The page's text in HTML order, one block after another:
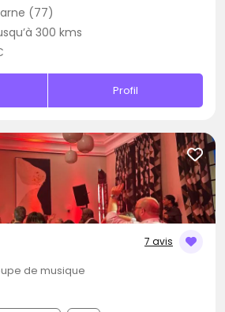
(77)
300 kms
Profil
7 avis
de musique